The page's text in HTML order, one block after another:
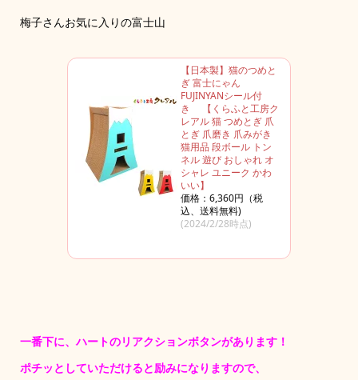
梅子さんお気に入りの富士山
【日本製】猫のつめと
ぎ 富士にゃん
FUJINYANシール付
き 【くらふと工房ク
レアル 猫 つめとぎ 爪
とぎ 爪磨き 爪みがき
猫用品 段ボール トン
ネル 遊び おしゃれ オ
シャレ ユニーク かわ
いい】
価格：6,360円（税
込、送料無料)
(2024/2/28時点)
一番下に、ハートのリアクションボタンがあります！
ポチッとしていただけると励みになりますので、